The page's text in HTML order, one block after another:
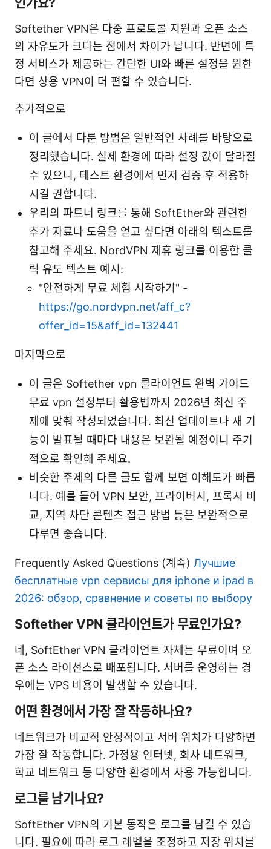
Softether VPN은 다중 프로토콜 지원과 오픈 소스
의 자유도가 크다는 점에서 차이가 납니다. 반면에 특
정 서비스가 제공하는 간단한 UI와 빠른 설정을 원한
다면 상용 VPN이 더 편할 수 있습니다.
추가적으로
이 글에서 다룬 방법은 일반적인 사례를 바탕으로
정리했습니다. 실제 환경에 따라 설정 값이 달라질
수 있으니, 테스트 환경에서 먼저 검증 후 적용하
시길 권합니다.
우리의 파트너 링크를 통해 SoftEther와 관련한
추가 자료나 도움을 얻고 싶다면 아래의 텍스트를
참고해 주세요. NordVPN 제휴 링크를 이용한 클
릭 유도 텍스트 예시:
"안전하게 무료 체험 시작하기" -
https://go.nordvpn.net/aff_c?
offer_id=15&aff_id=132441
마지막으로
이 글은 Softether vpn 클라이언트 완벽 가이드
무료 vpn 설정부터 활용법까지 2026년 최신 주
제에 맞춰 작성되었습니다. 최신 업데이트나 새 기
능이 발표될 때마다 내용은 보완될 예정이니 주기
적으로 확인해 주세요.
비슷한 주제의 다른 글도 함께 보면 이해도가 빠릅
니다. 예를 들어 VPN 보안, 프라이버시, 프록시 비
교, 지역 차단 콘텐츠 접근 방법 등은 보완적으로
다루면 좋습니다.
Frequently Asked Questions (계속) Лучшие
бесплатные vpn сервисы для iphone и ipad в
2026: обзор, сравнение и советы по выбору
Softether VPN 클라이언트가 무료인가요?
네, SoftEther VPN 클라이언트 자체는 무료이며 오
픈 소스 라이선스로 배포됩니다. 서버를 운영하는 경
우에는 VPS 비용이 발생할 수 있습니다.
어떤 환경에서 가장 잘 작동하나요?
네트워크가 비교적 안정적이고 서버 위치가 다양하면
가장 잘 작동합니다. 가정용 인터넷, 회사 네트워크,
학교 네트워크 등 다양한 환경에서 사용 가능합니다.
로그를 남기나요?
SoftEther VPN의 기본 동작은 로그를 남길 수 있습
니다. 필요에 따라 로그 레벨을 조정하고 저장 위치를